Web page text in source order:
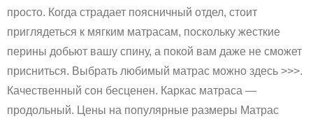
просто. Когда страдает поясничный отдел, стоит
приглядеться к мягким матрасам, поскольку жесткие
перины добьют вашу спину, а покой вам даже не сможет
присниться. Выбрать любимый матрас можно здесь >>>.
Качественный сон бесценен. Каркас матраса —
продольный. Цены на популярные размеры Матрас